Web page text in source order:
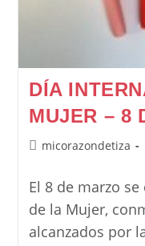
DÍA
MUJER – 8
Autor
entrada:
micorazondetiza
El 8 de marzo
de la Mujer,
alcanzados por